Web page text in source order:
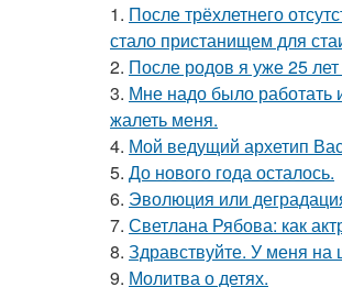
1. После трёхлетнего
стало пристанищем для
2. После родов я уже 25
3. Мне надо было работать
жалеть меня.
4. Мой ведущий архетип
5. До нового года осталось.
6. Эволюция или
7. Светлана Рябова: как
8. Здравствуйте. У меня
9. Молитва о детях.